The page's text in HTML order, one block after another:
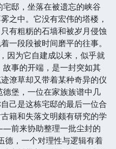
邸，坐落在被遗忘的峡谷
之中。它没有宏伟的塔楼，
有粗粝的石墙和被岁月侵蚀
一段段被时间磨平的往事。
因为它自建成以来，似乎就
事的开端，是一封突如其
潦草却又带着某种奇异的仪
德堡，一位在家族族谱中几
己是这栋宅邸的最后一位合
籍和失落文明颇有研究的学
前来协助整理一批尘封的
德，一个对理性与逻辑有着